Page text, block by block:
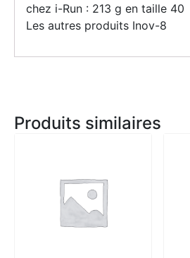
chez i-Run : 213 g en taille 40
Les autres produits Inov-8
Produits similaires